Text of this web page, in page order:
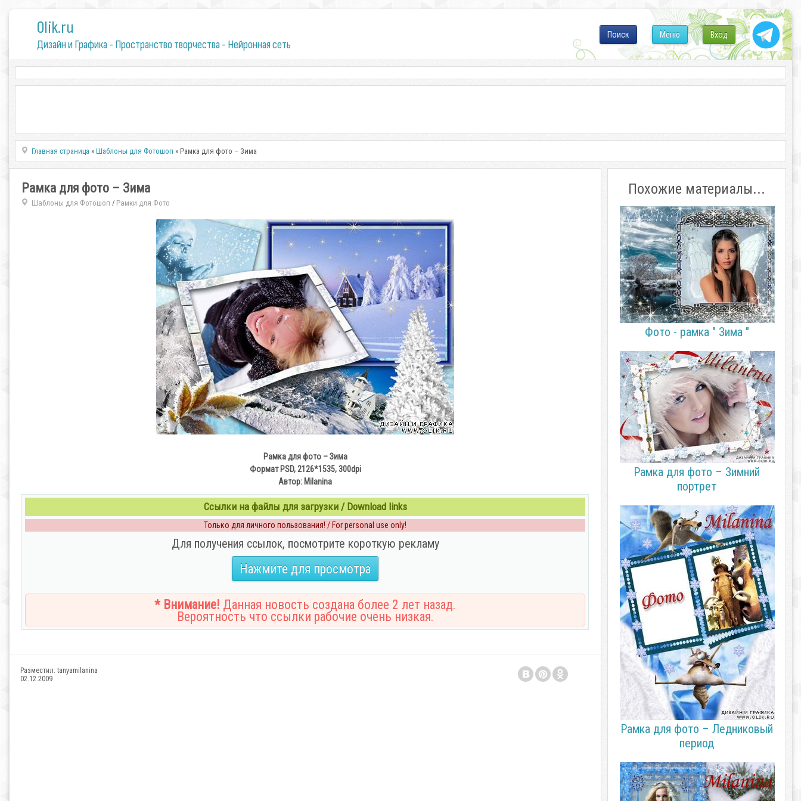
0lik.ru
Дизайн и Графика - Пространство творчества - Нейронная сеть
Вход
Меню
Поиск
Главная страница »Шаблоны для Фотошоп » Рамка для фото – Зима
Рамка для фото – Зима
Шаблоны для Фотошоп / Рамки для Фото
Рамка для фото – Зима
Формат PSD, 2126*1535, 300dpi
Автор: Milanina
Ссылки на файлы для загрузки / Download links
Только для личного пользования! / For personal use only!
Для получения ссылок, посмотрите короткую рекламу
Нажмите для просмотра
* Внимание! Данная новость создана более 2 лет назад.
Вероятность что ссылки рабочие очень низкая.
Разместил: tanyamilanina
02.12.2009
Похожие материалы...
Фото - рамка " Зима "
Рамка для фото – Зимний
портрет
Рамка для фото – Ледниковый
период